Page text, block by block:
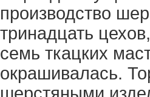
производство
тринадцать
семь ткацких
окрашивалась.